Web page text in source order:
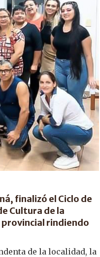
finalizó el Ciclo de
Cultura de la
rindiendo
de la localidad, la